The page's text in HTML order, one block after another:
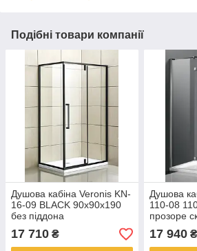
Подібні товари компанії
Душова кабіна Veronis KN-
16-09 BLACK 90х90х190
без піддона
17 710 ₴
Душова
110-08
прозоре
17 940₴